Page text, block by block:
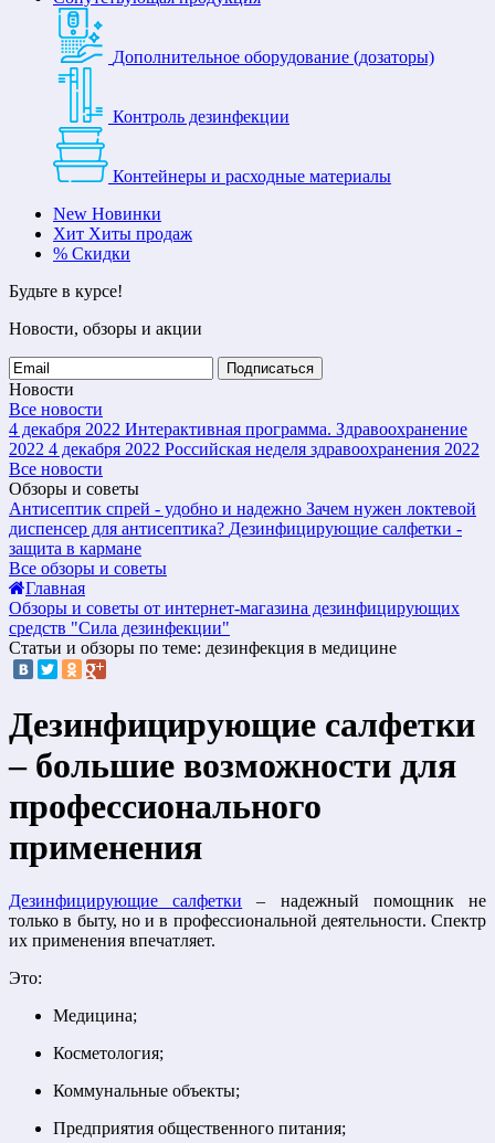
Дополнительное оборудование (дозаторы)
Контроль дезинфекции
Контейнеры и расходные материалы
New Новинки
Хит Хиты продаж
% Скидки
Будьте в курсе!
Новости, обзоры и акции
Подписаться
Новости
Все новости
4 декабря 2022 Интерактивная программа. Здравоохранение
2022 4 декабря 2022 Российская неделя здравоохранения 2022
Все новости
Обзоры и советы
Антисептик спрей - удобно и надежно Зачем нужен локтевой
диспенсер для антисептика? Дезинфицирующие салфетки -
защита в кармане
Все обзоры и советы
Главная
Обзоры и советы от интернет-магазина дезинфицирующих
средств "Сила дезинфекции"
Статьи и обзоры по теме: дезинфекция в медицине
Дезинфицирующие салфетки
– большие возможности для
профессионального
применения
Дезинфицирующие салфетки – надежный помощник не
только в быту, но и в профессиональной деятельности. Спектр
их применения впечатляет.
Это:
Медицина;
Косметология;
Коммунальные объекты;
Предприятия общественного питания;